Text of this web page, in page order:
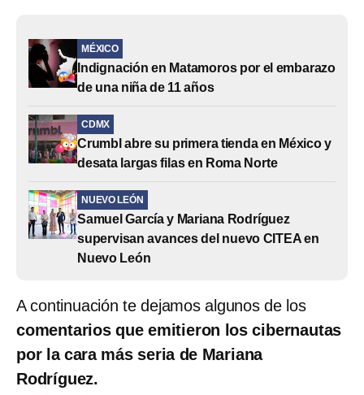
MÉXICO
Indignación en Matamoros por el embarazo
de una niña de 11 años
CDMX
Crumbl abre su primera tienda en México y
desata largas filas en Roma Norte
NUEVO LEÓN
Samuel García y Mariana Rodríguez
supervisan avances del nuevo CITEA en
Nuevo León
A continuación te dejamos algunos de los
comentarios que emitieron los cibernautas
por la cara más seria de Mariana
Rodríguez.